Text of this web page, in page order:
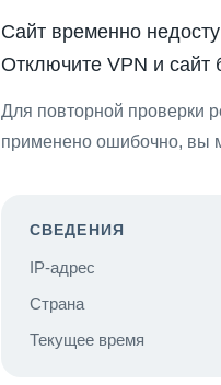
Сайт временно
Отключите VPN и сайт
Для повторной проверки
применено ошибочно, вы
СВЕДЕНИЯ
IP-адрес
Страна
Текущее время